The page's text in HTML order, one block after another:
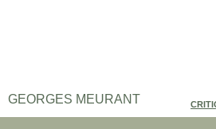
GEORGES MEURANT